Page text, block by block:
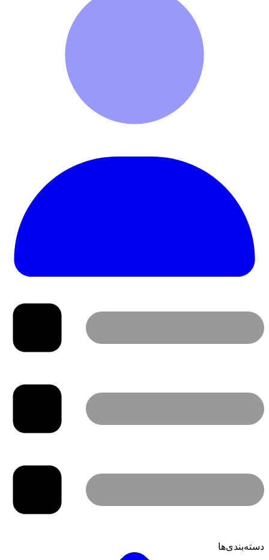
دسته‌بندی‌ها